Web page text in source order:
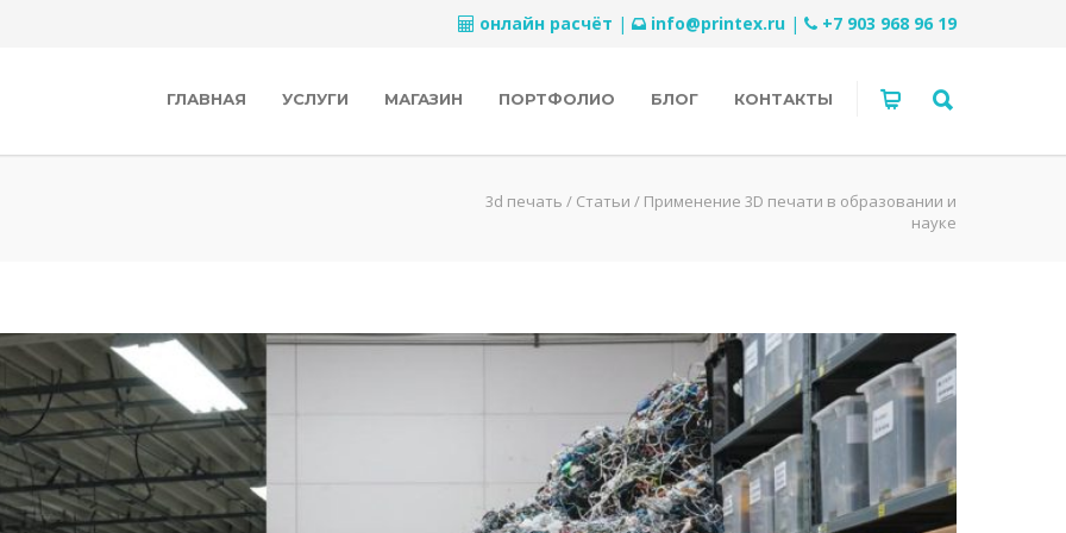
онлайн расчёт | info@printex.ru | +7 903 968 96 19
ГЛАВНАЯ УСЛУГИ МАГАЗИН ПОРТФОЛИО БЛОГ КОНТАКТЫ
3d печать / Статьи / Применение 3D печати в образовании и
науке